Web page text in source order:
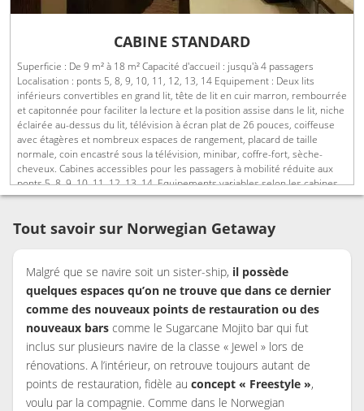
CABINE STANDARD
Superficie : De 9 m² à 18 m² Capacité d'accueil : jusqu'à 4 passagers
Localisation : ponts 5, 8, 9, 10, 11, 12, 13, 14 Equipement : Deux lits
inférieurs convertibles en grand lit, tête de lit en cuir marron, rembourrée
et capitonnée pour faciliter la lecture et la position assise dans le lit, niche
éclairée au-dessus du lit, télévision à écran plat de 26 pouces, coiffeuse
avec étagères et nombreux espaces de rangement, placard de taille
normale, coin encastré sous la télévision, minibar, coffre-fort, sèche-
cheveux. Cabines accessibles pour les passagers à mobilité réduite aux
ponts 5, 8, 9, 10, 11, 12, 13, 14. Equipements variables selon les cabines.
Tout savoir sur Norwegian Getaway
Malgré que se navire soit un sister-ship, il possède
quelques espaces qu’on ne trouve que dans ce dernier
comme des nouveaux points de restauration ou des
nouveaux bars comme le Sugarcane Mojito bar qui fut
inclus sur plusieurs navire de la classe « Jewel » lors de
rénovations. A l’intérieur, on retrouve toujours autant de
points de restauration, fidèle au concept « Freestyle »,
voulu par la compagnie. Comme dans le Norwegian